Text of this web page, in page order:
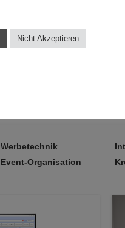
Werbetechnik
Event-Organisation
Nicht Akzeptieren